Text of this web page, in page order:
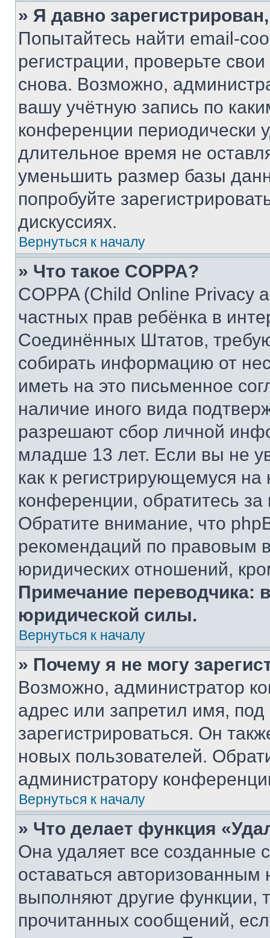
» Я давно
Попытайтесь найти email-
регистрации, проверьте
снова. Возможно,
вашу учётную запись по
конференции периодически
длительное время не
уменьшить размер базы
попробуйте
дискуссиях.
Вернуться к началу
» Что такое COPPA?
COPPA (Child Online Privacy
частных прав ребёнка в
Соединённых Штатов,
собирать информацию от
иметь на это письменное
наличие иного вида
разрешают сбор личной
младше 13 лет. Если вы не
как к регистрирующемуся
конференции, обратитесь
Обратите внимание, что
рекомендаций по правовым
юридических отношений,
Примечание переводчика:
юридической силы.
Вернуться к началу
» Почему я не могу
Возможно, администратор
адрес или запретил имя,
зарегистрироваться. Он
новых пользователей.
администратору
Вернуться к началу
» Что делает функция
Она удаляет все созданные
оставаться
выполняют другие функции,
прочитанных сообщений,